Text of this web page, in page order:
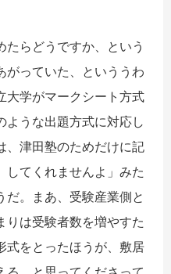
らどうですか、という
がっていた、といううわ
大学がマークシート方式
ような出題方式に対応し
、津田塾のためだけに記
してくれませんよ」みた
だ。まあ、受験産業側と
りは受験者数を増やすた
式をとったほうが、敷居